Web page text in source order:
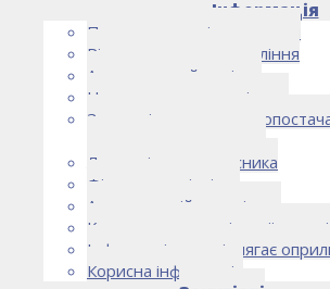
Інформація
Правоустановчі документи
Рішення органу управління
Аудиторський комітет
Нормативно-правові акти
Загальні умови
Лист очікувань власника
Фінансова звітність
Антикорупційна політика
Кодекс етики та ділової
Інформація, що підлягає
Корисна інформація